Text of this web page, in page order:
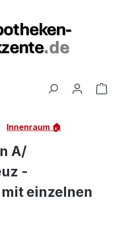
Innenraum 🏠
A/
-
einzelnen